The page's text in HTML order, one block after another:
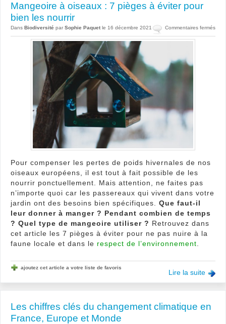
Mangeoire à oiseaux : 7 pièges à éviter pour
bien les nourrir
Dans Biodiversité par Sophie Paquet le 16 décembre 2021 Commentaires ferméssur
Pour compenser les pertes de poids hivernales de nos
oiseaux européens, il est tout à fait possible de les
nourrir ponctuellement. Mais attention, ne faites pas
n’importe quoi car les passereaux qui vivent dans votre
jardin ont des besoins bien spécifiques. Que faut-il
leur donner à manger ? Pendant combien de temps
? Quel type de mangeoire utiliser ? Retrouvez dans
cet article les 7 pièges à éviter pour ne pas nuire à la
faune locale et dans le respect de l’environnement
Lire la suite
ajoutez cet article a votre liste de favoris
Les chiffres clés du changement climatique en
France, Europe et Monde